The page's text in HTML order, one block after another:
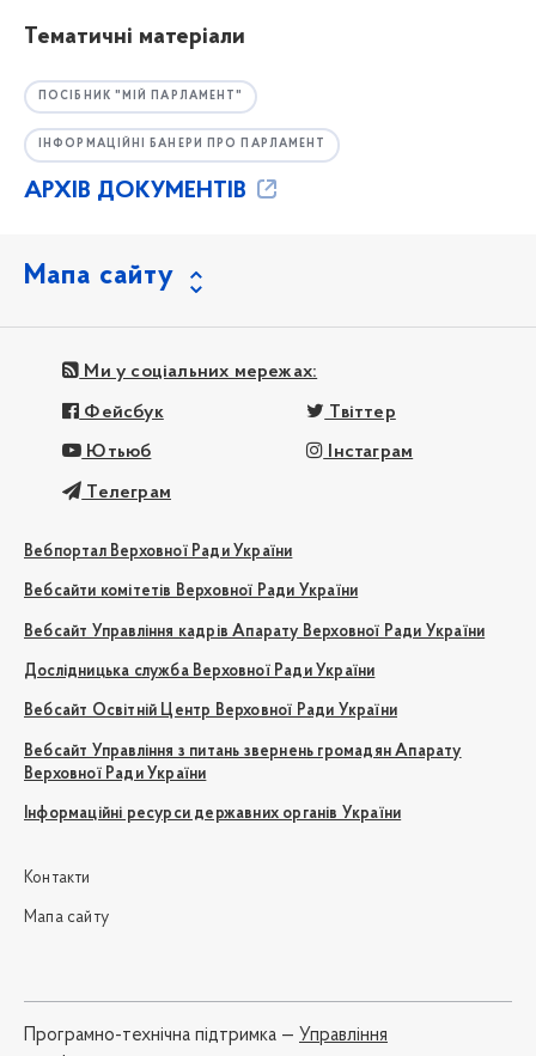
Тематичні матеріали
ПОСІБНИК "МІЙ ПАРЛАМЕНТ"
ІНФОРМАЦІЙНІ БАНЕРИ ПРО ПАРЛАМЕНТ
АРХІВ ДОКУМЕНТІВ
Мапа сайту
Ми у соціальних мережах:
Фейсбук Твіттер
Ютьюб Інстаграм
Телеграм
Вебпортал Верховної Ради України
Вебсайти комітетів Верховної Ради України
Вебсайт Управління кадрів Апарату Верховної Ради України
Дослідницька служба Верховної Ради України
Вебсайт Освітній Центр Верховної Ради України
Вебсайт Управління з питань звернень громадян Апарату
Верховної Ради України
Інформаційні ресурси державних органів України
Контакти
Мапа сайту
Програмно-технічна підтримка — Управління